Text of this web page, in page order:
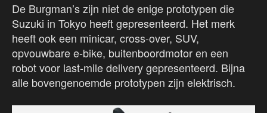
De Burgman’s zijn niet de enige prototypen die
Suzuki in Tokyo heeft gepresenteerd. Het merk
heeft ook een minicar, cross-over, SUV,
opvouwbare e-bike, buitenboordmotor en een
robot voor last-mile delivery gepresenteerd. Bijna
alle bovengenoemde prototypen zijn elektrisch.